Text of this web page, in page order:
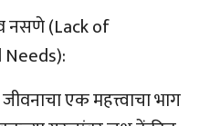
नसणे (Lack of
एक महत्त्वाचा भाग